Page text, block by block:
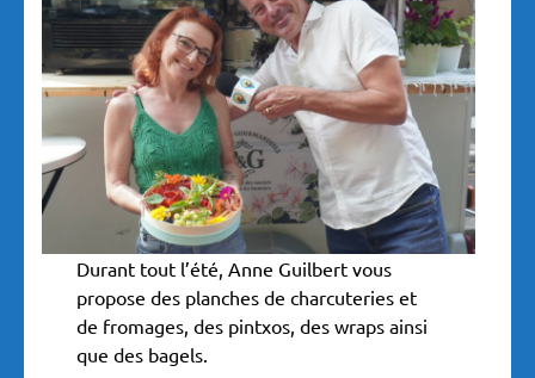
Durant tout l’été, Anne Guilbert vous
propose des planches de charcuteries et
de fromages, des pintxos, des wraps ainsi
que des bagels.